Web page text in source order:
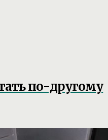
по-другому